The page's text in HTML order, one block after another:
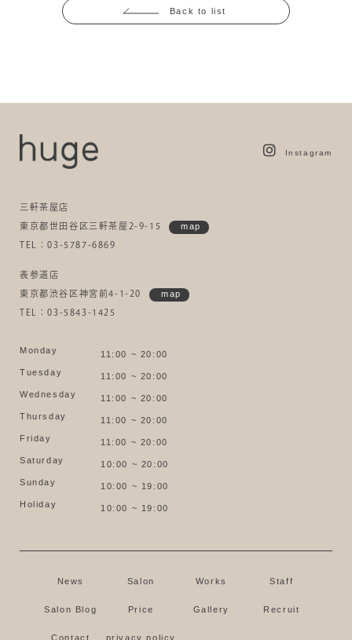
Back to list
Instagram
三軒茶屋店
東京都世田谷区三軒茶屋2-9-15 map
TEL：03-5787-6869
表参道店
東京都渋谷区神宮前4-1-20 map
TEL：03-5843-1425
Monday
11:00 ~ 20:00
Tuesday
11:00 ~ 20:00
Wednesday
11:00 ~ 20:00
Thursday
11:00 ~ 20:00
Friday
11:00 ~ 20:00
Saturday
10:00 ~ 20:00
Sunday
10:00 ~ 19:00
Holiday
10:00 ~ 19:00
News Salon Works Staff
Salon Blog Price Gallery Recruit
Contact privacy policy